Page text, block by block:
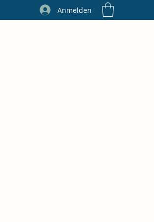
Anmelden